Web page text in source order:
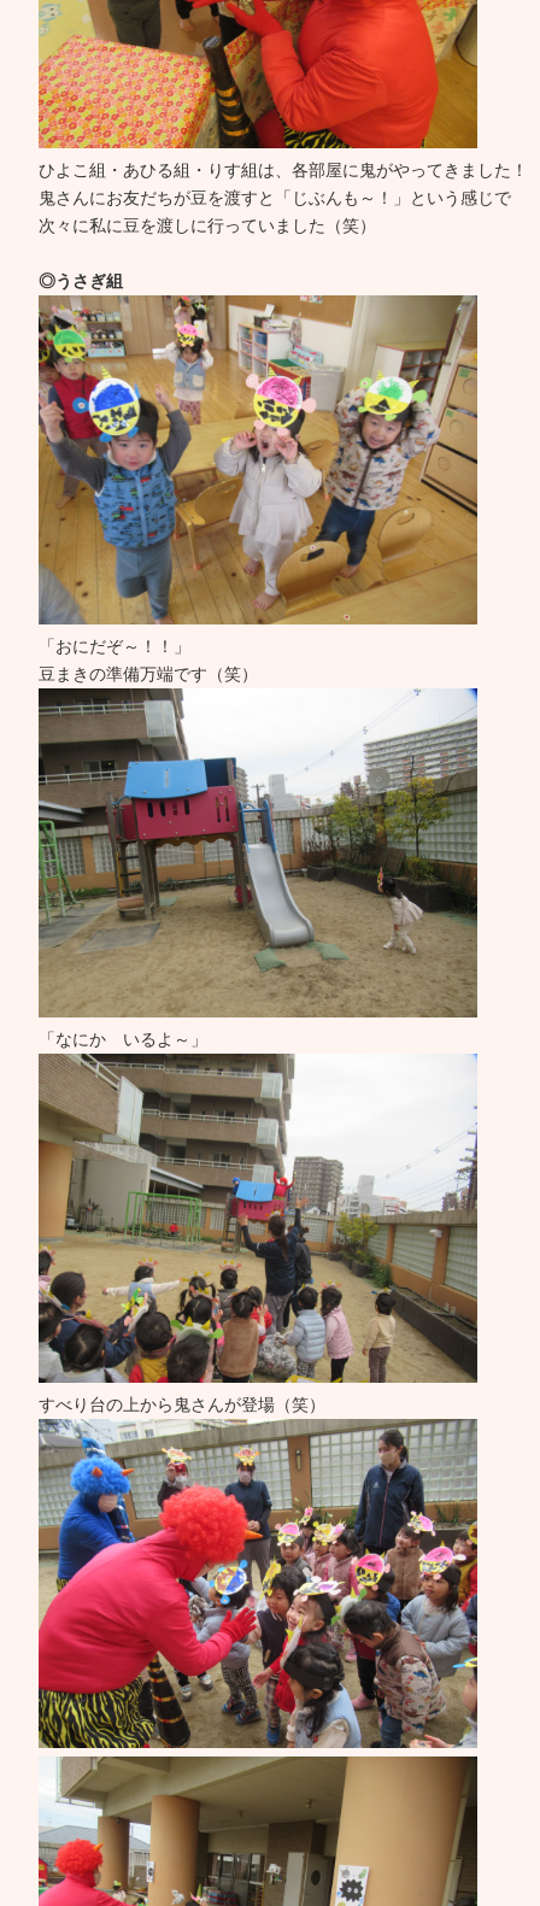
ひよこ組・あひる組・りす組は、各部屋に鬼がやってきました！
鬼さんにお友だちが豆を渡すと「じぶんも～！」という感じで
次々に私に豆を渡しに行っていました（笑）
◎うさぎ組
「おにだぞ～！！」
豆まきの準備万端です（笑）
「なにか いるよ～」
すべり台の上から鬼さんが登場（笑）